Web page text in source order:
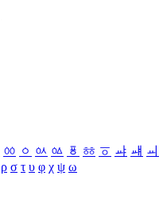
ㆀ ㆁ ㆂ ㆃ ㆄ ㆅ ㆆ ㆇ ㆈ ㆉ
ρ σ τ υ φ χ ψ ω